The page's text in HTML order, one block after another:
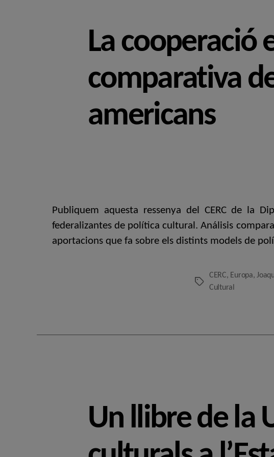
La cooperació
comparativa
americans
Publiquem aquesta ressenya del CERC de la
federalizantes de política cultural. Análisis
aportacions que fa sobre els distints models de
Etiquetes
CERC, Europa,
Cultural
Un llibre de la